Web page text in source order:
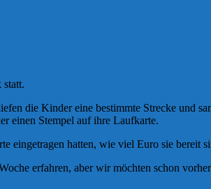
statt.
die Kinder eine bestimmte Strecke und
einen Stempel auf ihre Laufkarte.
eingetragen hatten, wie viel Euro sie bereit
erfahren, aber wir möchten schon